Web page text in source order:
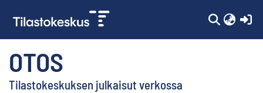
OTOS
Tilastokeskuksen julkaisut verkossa